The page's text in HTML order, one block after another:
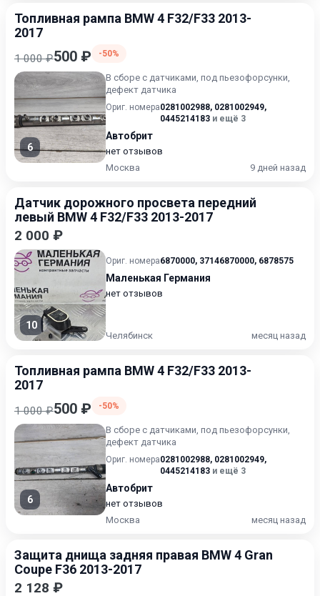
Топливная рампа BMW 4 F32/F33 2013-
2017
1 000 ₽500 ₽ -50%
6
В сборе с датчиками, под пьезофорсунки,
дефект датчика
Ориг. номера0281002988, 0281002949,
0445214183 и ещё 3
Автобрит
нет отзывов
Москва
9 дней назад
Датчик дорожного просвета передний
левый BMW 4 F32/F33 2013-2017
2 000 ₽
10
Ориг. номера6870000, 37146870000, 6878575
Маленькая Германия
нет отзывов
Челябинск месяц назад
Топливная рампа BMW 4 F32/F33 2013-
2017
1 000 ₽500 ₽ -50%
6
В сборе с датчиками, под пьезофорсунки,
дефект датчика
Ориг. номера0281002988, 0281002949,
0445214183 и ещё 3
Автобрит
нет отзывов
Москва
месяц назад
Защита днища задняя правая BMW 4 Gran
Coupe F36 2013-2017
2 128 ₽